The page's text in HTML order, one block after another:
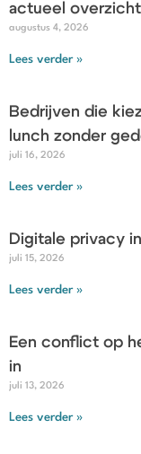
actueel overzicht
augustus 4, 2026
Lees verder »
Bedrijven die
lunch zonder
juli 16, 2026
Lees verder »
Digitale privacy
juli 15, 2026
Lees verder »
Een conflict op
in
juli 13, 2026
Lees verder »